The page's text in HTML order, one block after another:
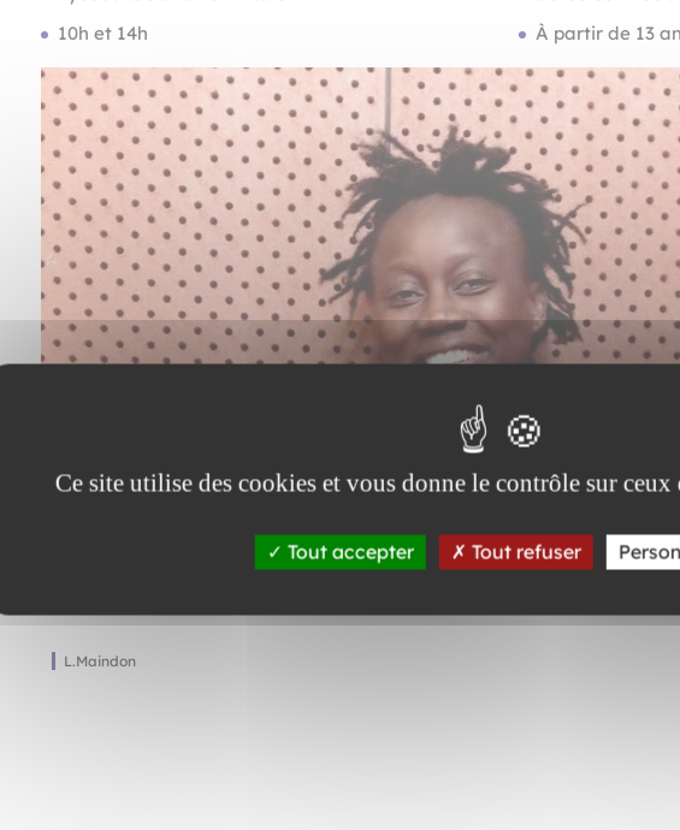
10h et 14h
À partir de 13
L.Maindon
Ce site utilise des cookies et vous donne le contrôle sur
Tout accepter Tout refuser